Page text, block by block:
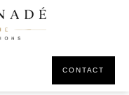
CONTACT